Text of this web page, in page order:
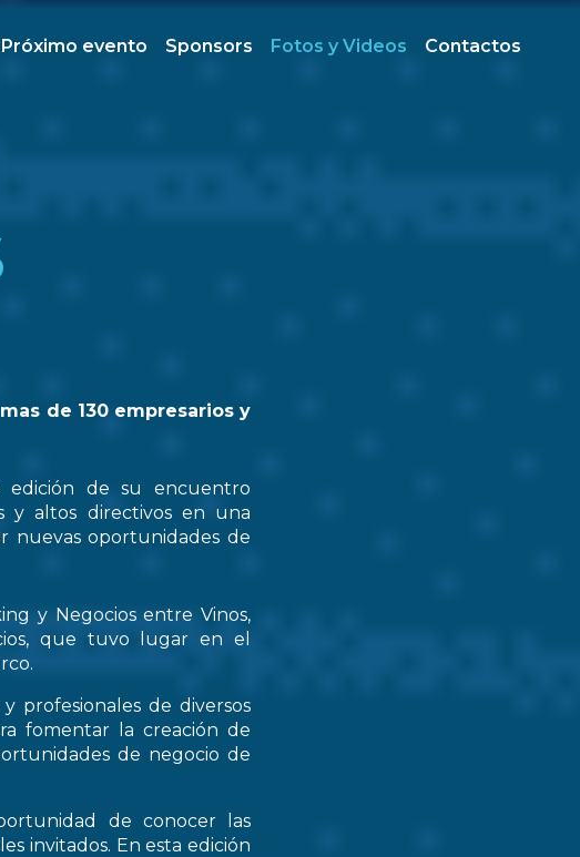
Próximo evento Sponsors Fotos y Videos Contactos
de 130 empresarios y
edición de su encuentro
y altos directivos en una
nuevas oportunidades de
y Negocios entre Vinos,
que tuvo lugar en el
profesionales de diversos
fomentar la creación de
de negocio de
de conocer las
invitados. En esta edición